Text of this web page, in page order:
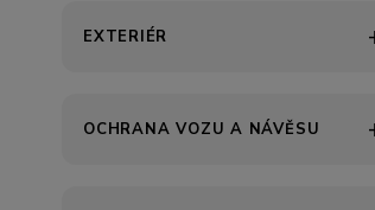
EXTERIÉR
OCHRANA VOZU A NÁVĚSU